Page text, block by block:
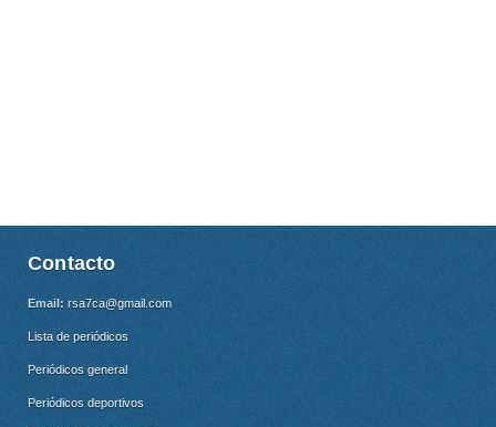
Contacto
Email: rsa7ca@gmail.com
Lista de periódicos
Periódicos general
Periódicos deportivos